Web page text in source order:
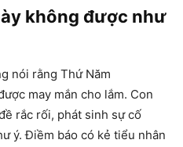
không được như
nói rằng Thứ Năm
may mắn cho lắm. Con
rắc rối, phát sinh sự cố
ý. Điềm báo có kẻ tiểu nhân